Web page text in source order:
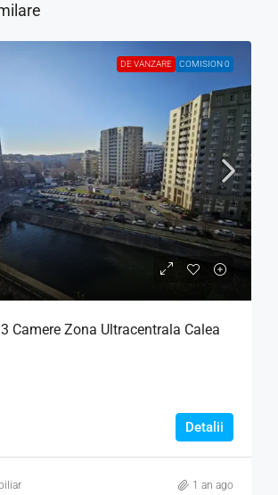
DE VANZARE COMISION 0
Camere Zona Ultracentrala Calea
Detalii
1 an ago